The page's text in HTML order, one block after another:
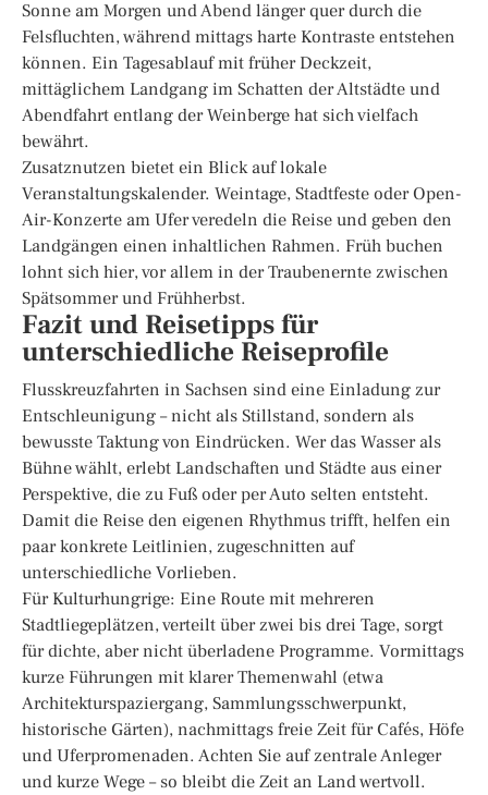
Sonne am Morgen und Abend länger quer durch die
Felsfluchten, während mittags harte Kontraste entstehen
können. Ein Tagesablauf mit früher Deckzeit,
mittäglichem Landgang im Schatten der Altstädte und
Abendfahrt entlang der Weinberge hat sich vielfach
bewährt.
Zusatznutzen bietet ein Blick auf lokale
Veranstaltungskalender. Weintage, Stadtfeste oder Open-
Air-Konzerte am Ufer veredeln die Reise und geben den
Landgängen einen inhaltlichen Rahmen. Früh buchen
lohnt sich hier, vor allem in der Traubenernte zwischen
Spätsommer und Frühherbst.
Fazit und Reisetipps für
unterschiedliche Reiseprofile
Flusskreuzfahrten in Sachsen sind eine Einladung zur
Entschleunigung – nicht als Stillstand, sondern als
bewusste Taktung von Eindrücken. Wer das Wasser als
Bühne wählt, erlebt Landschaften und Städte aus einer
Perspektive, die zu Fuß oder per Auto selten entsteht.
Damit die Reise den eigenen Rhythmus trifft, helfen ein
paar konkrete Leitlinien, zugeschnitten auf
unterschiedliche Vorlieben.
Für Kulturhungrige: Eine Route mit mehreren
Stadtliegeplätzen, verteilt über zwei bis drei Tage, sorgt
für dichte, aber nicht überladene Programme. Vormittags
kurze Führungen mit klarer Themenwahl (etwa
Architekturspaziergang, Sammlungsschwerpunkt,
historische Gärten), nachmittags freie Zeit für Cafés, Höfe
und Uferpromenaden. Achten Sie auf zentrale Anleger
und kurze Wege – so bleibt die Zeit an Land wertvoll.